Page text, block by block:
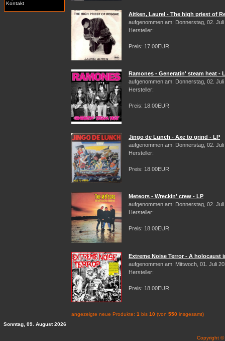
Kontakt
Aitken, Laurel - The high priest of
aufgenommen am: Donnerstag, 02. Juli
Hersteller:
Preis: 17.00EUR
Ramones - Generatin' steam heat -
aufgenommen am: Donnerstag, 02. Juli
Hersteller:
Preis: 18.00EUR
Jingo de Lunch - Axe to grind - LP
aufgenommen am: Donnerstag, 02. Juli
Hersteller:
Preis: 18.00EUR
Meteors - Wreckin' crew - LP
aufgenommen am: Donnerstag, 02. Juli
Hersteller:
Preis: 18.00EUR
Extreme Noise Terror - A holocaust
aufgenommen am: Mittwoch, 01. Juli
Hersteller:
Preis: 18.00EUR
angezeigte neue Produkte: 1 bis 10 (von 550 insgesamt)
Sonntag, 09. August 2026
Copyright